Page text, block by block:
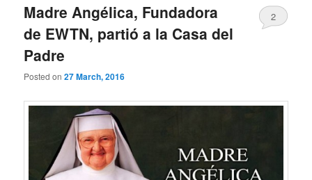
Madre Angélica, Fundadora
de EWTN, partió a la Casa del
Padre
Posted on27 March, 2016
2